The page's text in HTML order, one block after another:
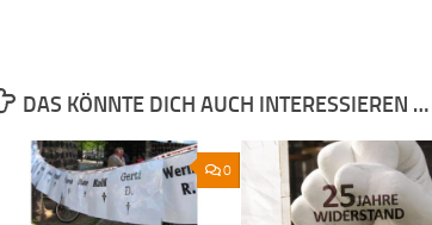
DAS KÖNNTE DICH AUCH INTERESSIEREN …
0